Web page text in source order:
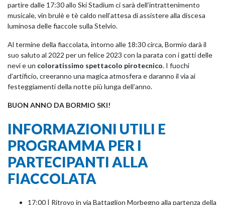
partire dalle 17:30 allo Ski Stadium ci sarà dell’intrattenimento
musicale, vin brulè e tè caldo nell’attesa di assistere alla discesa
luminosa delle fiaccole sulla Stelvio.
Al termine della fiaccolata, intorno alle 18:30 circa, Bormio darà il
suo saluto al 2022 per un felice 2023 con la parata con i gatti delle
nevi e un coloratissimo spettacolo pirotecnico. I fuochi
d’artificio, creeranno una magica atmosfera e daranno il via ai
festeggiamenti della notte più lunga dell’anno.
BUON ANNO DA BORMIO SKI!
INFORMAZIONI UTILI E
PROGRAMMA PER I
PARTECIPANTI ALLA
FIACCOLATA
17:00 | Ritrovo in via Battaglion Morbegno alla partenza della